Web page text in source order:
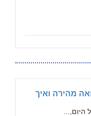
מהירה ואיך
היום,...